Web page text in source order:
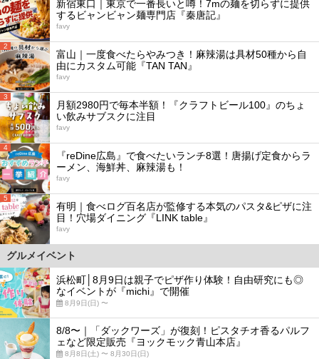
新宿東口｜東京で一番長いと噂！7mの麺を切らずに提供
するビャンビャン麺専門店『秦唐記』
favy
2
富山｜一度食べたらやみつき！麻辣湯は具材50種から自
由にカスタム可能『TAN TAN』
favy
3
月額2980円で毎本半額！『クラフトビール100』のちょ
い飲みサブスクに注目
favy
4
『reDine広島』で食べたいランチ8選！唐揚げ定食からラ
ーメン、海鮮丼、麻辣湯も！
favy
5
有明｜食べログ百名店が監修する本気のパスタ&ピザに注
目！穴場ダイニング『LINK table』
favy
グルメイベント
浜松町│8月9日は親子でピザ作り体験！自由研究にも◎
なイベントが『michi』で開催
8月9日(日) 〜
8/8〜｜「ダックワーズ」が復刻！ピスタチオ香るパルフ
ェなど限定販売『ヨックモック青山本店』
8月8日(土) 〜 8月30日(日)